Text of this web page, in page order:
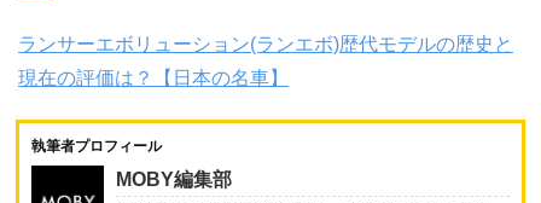
ランサーエボリューション(ランエボ)歴代モデルの歴史と
現在の評価は？【日本の名車】
執筆者プロフィール
MOBY編集部